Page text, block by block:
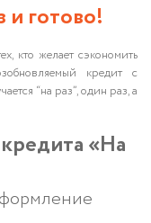
и готово!
кто желает сэкономить
кредит с
“на раз”, один раз, а
«На